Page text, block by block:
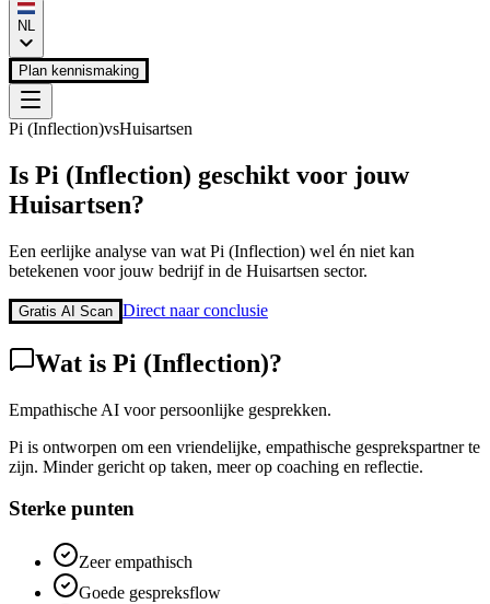
NL
Plan kennismaking
Pi (Inflection)vsHuisartsen
Is Pi (Inflection) geschikt voor jouw
Huisartsen?
Een eerlijke analyse van wat Pi (Inflection) wel én niet kan
betekenen voor jouw bedrijf in de Huisartsen sector.
Gratis AI Scan Direct naar conclusie
Wat is Pi (Inflection)?
Empathische AI voor persoonlijke gesprekken.
Pi is ontworpen om een vriendelijke, empathische gesprekspartner te
zijn. Minder gericht op taken, meer op coaching en reflectie.
Sterke punten
Zeer empathisch
Goede gespreksflow